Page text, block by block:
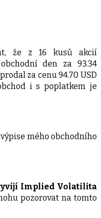
že z 16 kusů akcií
den za 93.34
za cenu 94.70 USD
i s poplatkem je
mého obchodního
Implied Volatilita
pozorovat na tomto